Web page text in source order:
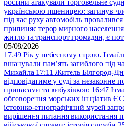
росіяни атакували торговельне
українською пшеницею: загинув
під час руху автомобіль
припиняє терор мирного
житло та транспорт громадян, є
05/08/2026
17:49 Рік у небесному строю:
вшанували пам’ять загиблого під
Михайла 17:11 Житель Білгород-
відповідатиме у суді за незаконне
припасами та вибухівкою 16:47
обговорення морських ініціатив ЄС
історико-етнографічний музей
вирішення питання використання